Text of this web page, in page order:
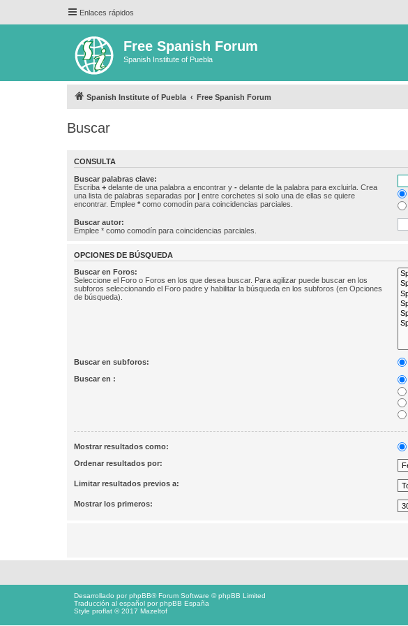
Enlaces rápidos
Free Spanish Forum
Spanish Institute of Puebla
Spanish Institute of Puebla Free Spanish Forum
Buscar
CONSULTA
Buscar palabras clave:
Escriba + delante de una palabra a encontrar y - delante de la palabra para excluirla. Crea
una lista de palabras separadas por | entre corchetes si solo una de ellas se quiere
encontrar. Emplee * como comodín para coincidencias parciales.
Buscar autor:
Emplee * como comodín para coincidencias parciales.
OPCIONES DE BÚSQUEDA
Buscar en Foros:
Seleccione el Foro o Foros en los que desea buscar. Para agilizar puede buscar en los
subforos seleccionando el Foro padre y habilitar la búsqueda en los subforos (en Opciones
de búsqueda).
Buscar en subforos:
Buscar en :
Mostrar resultados como:
Ordenar resultados por:
Limitar resultados previos a:
Mostrar los primeros:
Desarrollado porphpBB® Forum Software © phpBB Limited
Traducción al español porphpBB España
Style proflat © 2017 Mazeltof